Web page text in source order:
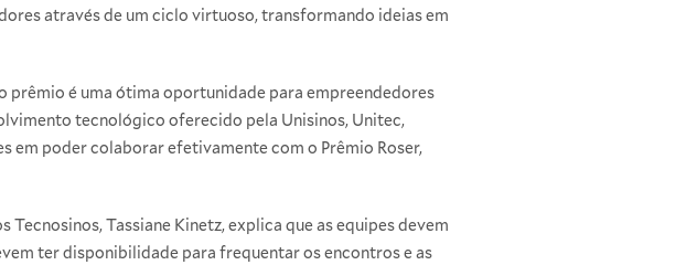
através de um ciclo virtuoso, transformando ideias em
prêmio é uma ótima oportunidade para empreendedores
tecnológico oferecido pela Unisinos, Unitec,
em poder colaborar efetivamente com o Prêmio Roser,
Tassiane Kinetz, explica que as equipes devem
ter disponibilidade para frequentar os encontros e as